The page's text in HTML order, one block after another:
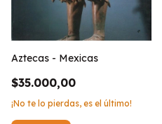
Aztecas - Mexicas
$35.000,00
¡No te lo pierdas, es el último!